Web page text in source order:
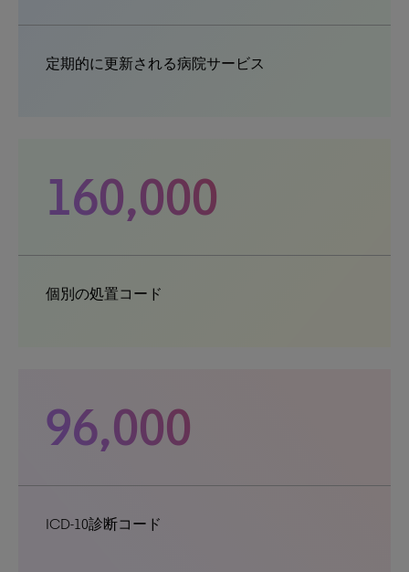
定期的に更新される病院サービス
160,000
個別の処置コード
96,000
ICD-10診断コード